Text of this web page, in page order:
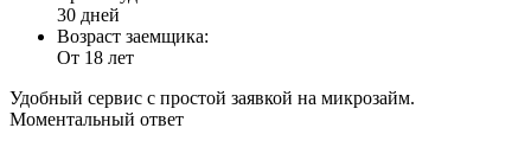
30 дней
Возраст заемщика:
От 18 лет
Удобный сервис с простой заявкой на микрозайм.
Моментальный ответ